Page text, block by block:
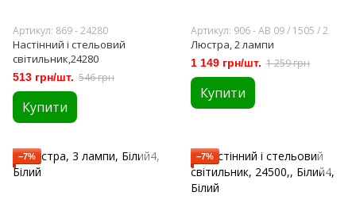
Артикул: 869 - 24280
Настінний і стельовий
світильник,24280
513 грн/шт. 546 грн
Купити
Артикул: 906 - АВ 09 / 1505 / 2
Люстра, 2 лампи
1 149 грн/шт. 1 259 грн
Купити
−7% −7%